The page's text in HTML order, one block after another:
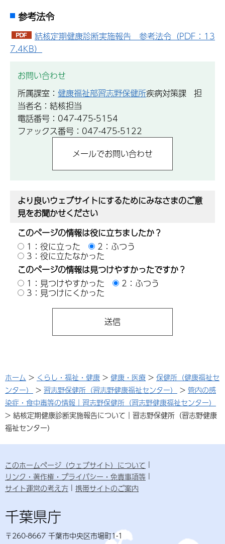
参考法令
結核定期健康診断実施報告 参考法令（PDF：13
7.4KB）
お問い合わせ
所属課室： 健康福祉部習志野保健所疾病対策課 担
当者名：結核担当
電話番号：047-475-5154
ファックス番号：047-475-5122
より良いウェブサイトにするためにみなさまのご意
見をお聞かせください
このページの情報は役に立ちましたか？
1：役に立った
2：ふつう
3：役に立たなかった
このページの情報は見つけやすかったですか？
1：見つけやすかった
2：ふつう
3：見つけにくかった
ホーム > くらし・福祉・健康 > 健康・医療 > 保健所（健康福祉セ
ンター）
> 習志野保健所（習志野健康福祉センター） > 管内の感
染症・食中毒等の情報｜習志野保健所（習志野健康福祉センター）
> 結核定期健康診断実施報告について｜習志野保健所（習志野健康
福祉センター）
このホームページ（ウェブサイト）について
リンク・著作権・プライバシー・免責事項等
サイト運営の考え方
携帯サイトのご案内
千葉県庁
〒260-8667 千葉市中央区市場町1-1